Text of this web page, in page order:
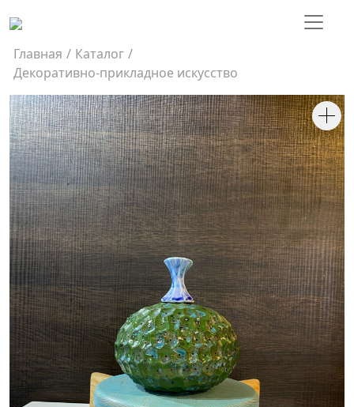
Главная / Каталог /
Декоративно-прикладное искусство